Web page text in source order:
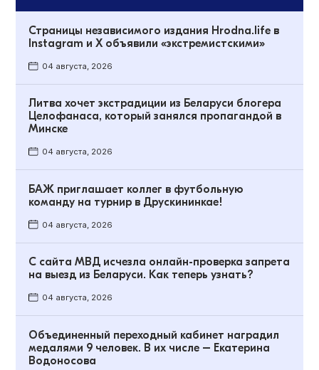
Страницы независимого издания Hrodna.life в
Instagram и X объявили «экстремистскими»
04 августа, 2026
Литва хочет экстрадиции из Беларуси блогера
Целофанаса, который занялся пропагандой в
Минске
04 августа, 2026
БАЖ приглашает коллег в футбольную
команду на турнир в Друскининкае!
04 августа, 2026
С сайта МВД исчезла онлайн-проверка запрета
на выезд из Беларуси. Как теперь узнать?
04 августа, 2026
Объединенный переходный кабинет наградил
медалями 9 человек. В их числе – Екатерина
Водоносова